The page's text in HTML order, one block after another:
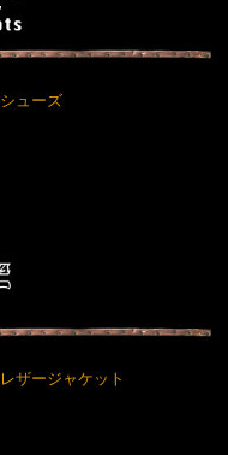
シューズ
レザージャケット